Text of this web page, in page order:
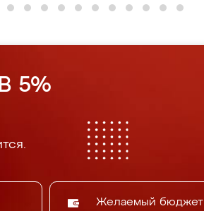
5%
Желаемый бюджет